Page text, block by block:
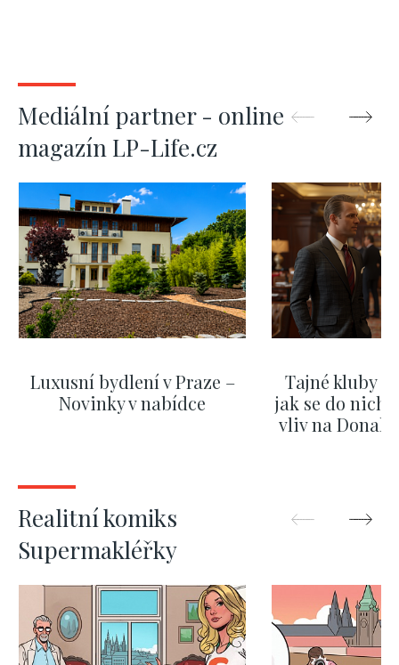
Mediální partner - online
magazín LP-Life.cz
Luxusní bydlení v Praze –
Novinky v nabídce
Tajné kluby
jak se do nich
vliv na
Realitní komiks
Supermakléřky